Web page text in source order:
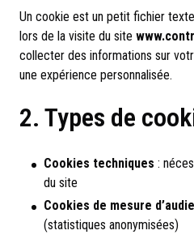
Un cookie est un petit fichier
lors de la visite du site
collecter des informations sur
une expérience personnalisée.
2. Types de
Cookies techniques :
du site
Cookies de mesure
(statistiques anonymisées)